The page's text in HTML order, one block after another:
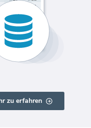
zu erfahren